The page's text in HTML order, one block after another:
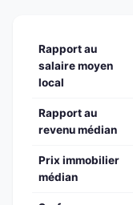
Rapport au
salaire moyen
local
Rapport au
revenu médian
Prix immobilier
médian